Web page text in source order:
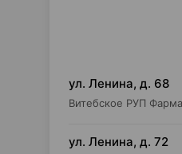
ул. Ленина, д. 68
ул. Ленина, д. 72